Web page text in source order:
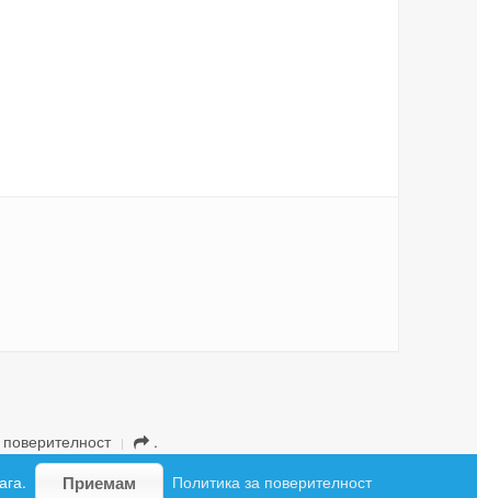
.
Приемам Политика за поверителност